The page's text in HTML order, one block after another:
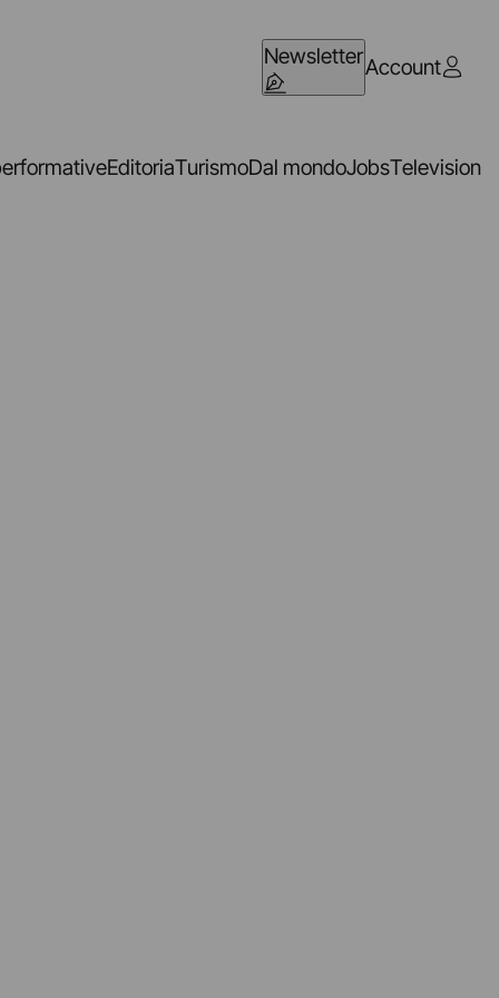
NewsletterAccount
EditoriaTurismoDal mondoJobsTelevision